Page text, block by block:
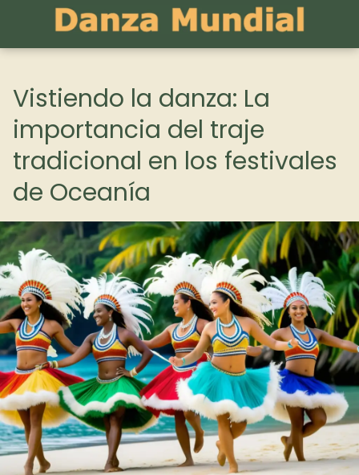
Vistiendo la danza: La
importancia del traje
tradicional en los festivales
de Oceanía